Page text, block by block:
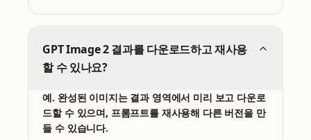
GPT Image 2 결과를 다운로드하고 재사용
할 수 있나요?
예. 완성된 이미지는 결과 영역에서 미리 보고 다운로
드할 수 있으며, 프롬프트를 재사용해 다른 버전을 만
들 수 있습니다.